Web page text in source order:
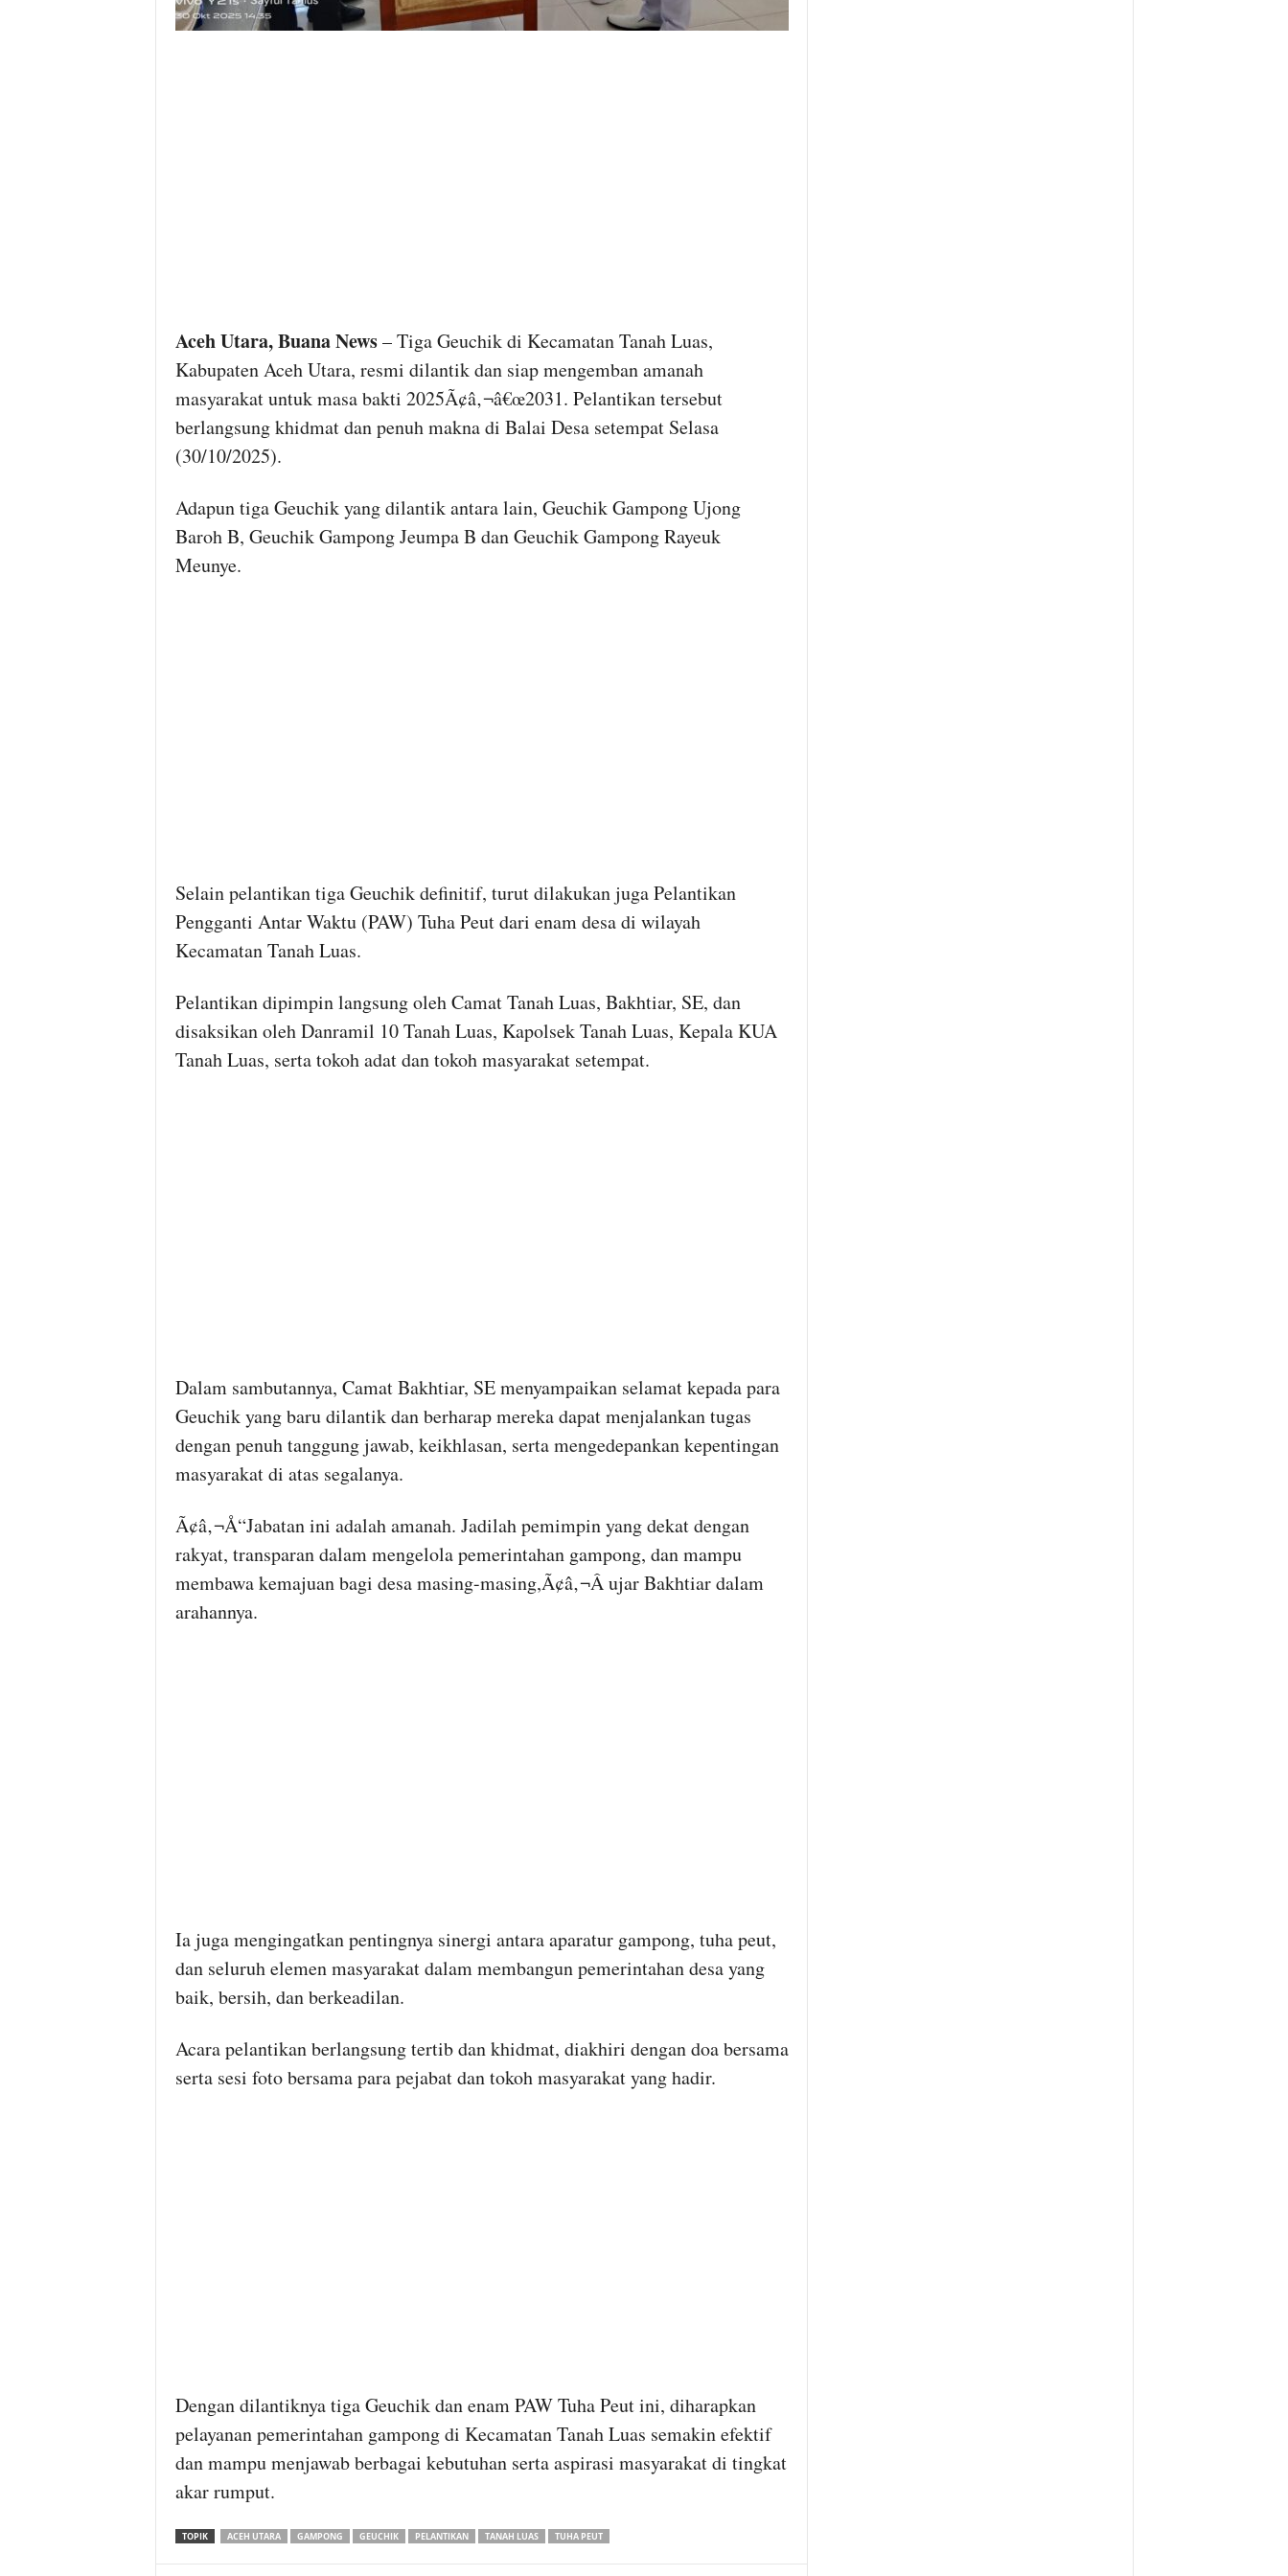
Aceh Utara, Buana News– Tiga Geuchik di Kecamatan Tanah Luas,
Kabupaten Aceh Utara, resmi dilantik dan siap mengemban amanah
masyarakat untuk masa bakti 2025Ã¢â‚¬â€œ2031. Pelantikan tersebut
berlangsung khidmat dan penuh makna di Balai Desa setempat Selasa
(30/10/2025).
Adapun tiga Geuchik yang dilantik antara lain, Geuchik Gampong Ujong
Baroh B, Geuchik Gampong Jeumpa B dan Geuchik Gampong Rayeuk
Meunye.
Selain pelantikan tiga Geuchik definitif, turut dilakukan juga Pelantikan
Pengganti Antar Waktu (PAW) Tuha Peut dari enam desa di wilayah
Kecamatan Tanah Luas.
Pelantikan dipimpin langsung oleh Camat Tanah Luas, Bakhtiar, SE, dan
disaksikan oleh Danramil 10 Tanah Luas, Kapolsek Tanah Luas, Kepala KUA
Tanah Luas, serta tokoh adat dan tokoh masyarakat setempat.
Dalam sambutannya, Camat Bakhtiar, SE menyampaikan selamat kepada para
Geuchik yang baru dilantik dan berharap mereka dapat menjalankan tugas
dengan penuh tanggung jawab, keikhlasan, serta mengedepankan kepentingan
masyarakat di atas segalanya.
Ã¢â‚¬Å“Jabatan ini adalah amanah. Jadilah pemimpin yang dekat dengan
rakyat, transparan dalam mengelola pemerintahan gampong, dan mampu
membawa kemajuan bagi desa masing-masing,Ã¢â‚¬Â ujar Bakhtiar dalam
arahannya.
Ia juga mengingatkan pentingnya sinergi antara aparatur gampong, tuha peut,
dan seluruh elemen masyarakat dalam membangun pemerintahan desa yang
baik, bersih, dan berkeadilan.
Acara pelantikan berlangsung tertib dan khidmat, diakhiri dengan doa bersama
serta sesi foto bersama para pejabat dan tokoh masyarakat yang hadir.
Dengan dilantiknya tiga Geuchik dan enam PAW Tuha Peut ini, diharapkan
pelayanan pemerintahan gampong di Kecamatan Tanah Luas semakin efektif
dan mampu menjawab berbagai kebutuhan serta aspirasi masyarakat di tingkat
akar rumput.
TOPIK ACEH UTARA GAMPONG GEUCHIK PELANTIKAN TANAH LUAS TUHA PEUT